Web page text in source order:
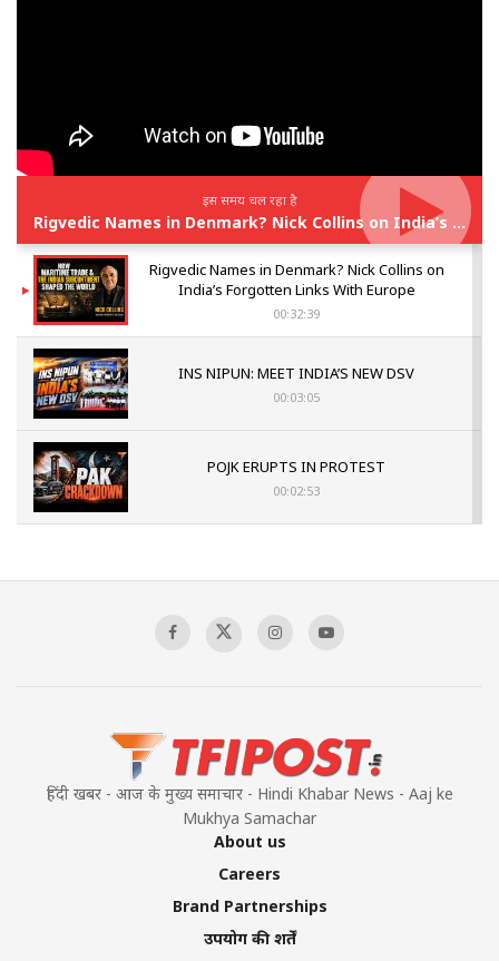
इस समय चल रहा है
Rigvedic Names in Denmark? Nick Collins on India’s Forgotten Links With Europe
Rigvedic Names in Denmark? Nick Collins on
India’s Forgotten Links With Europe
00:32:39
INS NIPUN: MEET INDIA’S NEW DSV
00:03:05
POJK ERUPTS IN PROTEST
00:02:53
Sagar
हिंदी खबर - आज के मुख्य समाचार - Hindi Khabar News - Aaj ke
Mukhya Samachar
About us
Careers
Brand Partnerships
उपयोग की शर्तें